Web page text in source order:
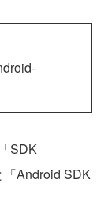
SDK
Android SDK